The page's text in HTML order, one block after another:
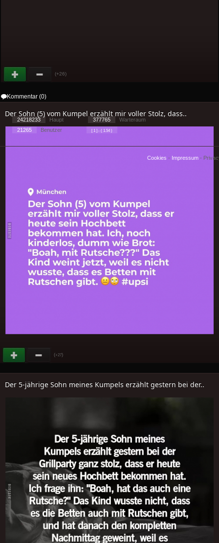
(+26)
Kommentar (0)
Der Sohn (5) vom Kumpel erzählt mir voller Stolz, dass..
(+27)
Der 5-jährige Sohn meines Kumpels erzählt gestern bei der..
24218233 Haupt 377765
Warteraum
21265
Benutzer [ 1 ] - ( 1.54 )
Cookies - Impressum -